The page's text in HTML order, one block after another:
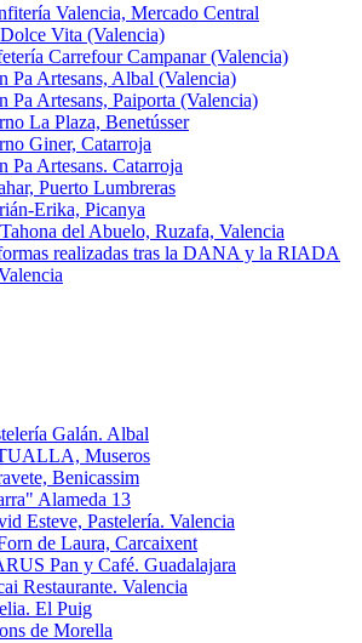
Valencia, Mercado Central
Vita (Valencia)
Carrefour Campanar (Valencia)
Pa Artesans, Albal (Valencia)
Pa Artesans, Paiporta (Valencia)
La Plaza, Benetússer
Giner, Catarroja
Pa Artesans. Catarroja
Puerto Lumbreras
Erika, Picanya
del Abuelo, Ruzafa, Valencia
realizadas tras la DANA y la RIADA
Galán. Albal
Museros
Benicassim
Alameda 13
Esteve, Pastelería. Valencia
de Laura, Carcaixent
Pan y Café. Guadalajara
Restaurante. Valencia
El Puig
de Morella